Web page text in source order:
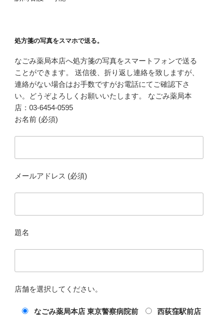
処方箋の写真をスマホで送る。
なごみ薬局本店へ処方箋の写真をスマートフォンで送る
ことができます。 送信後、折り返し連絡を致しますが、
連絡がない場合はお手数ですがお電話にてご確認下さ
い。どうぞよろしくお願いいたします。 なごみ薬局本
店：03-6454-0595
お名前 (必須)
メールアドレス (必須)
題名
店舗を選択してください。
なごみ薬局本店 東京警察病院前
西荻窪駅前店